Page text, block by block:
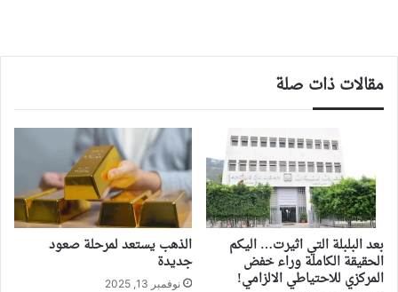
مقالات ذات صلة
بعد البلبلة التي اثيرت… اليكم
الحقيقة الكاملة وراء خفض
المركزي للاحتياطي الالزامي!
الذهب يستعد لمرحلة صعود
جديدة
نوفمبر 13, 2025